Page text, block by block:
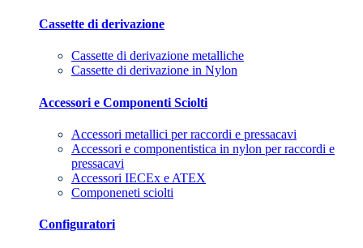
Cassette di derivazione
Cassette di derivazione metalliche
Cassette di derivazione in Nylon
Accessori e Componenti Sciolti
Accessori metallici per raccordi e pressacavi
Accessori e componentistica in nylon per raccordi e
pressacavi
Accessori IECEx e ATEX
Componeneti sciolti
Configuratori